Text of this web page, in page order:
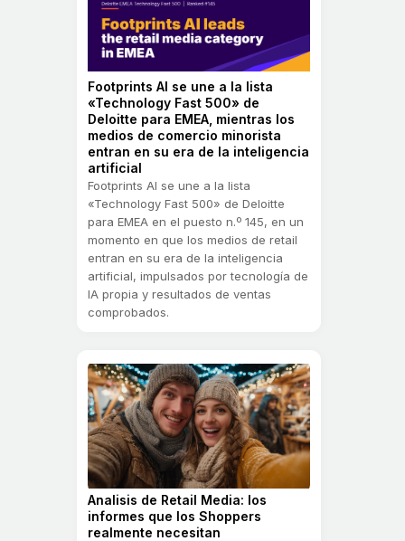
Footprints AI se une a la lista
«Technology Fast 500» de
Deloitte para EMEA, mientras los
medios de comercio minorista
entran en su era de la inteligencia
artificial
Footprints AI se une a la lista
«Technology Fast 500» de Deloitte
para EMEA en el puesto n.º 145, en un
momento en que los medios de retail
entran en su era de la inteligencia
artificial, impulsados por tecnología de
IA propia y resultados de ventas
comprobados.
Analisis de Retail Media: los
informes que los Shoppers
realmente necesitan